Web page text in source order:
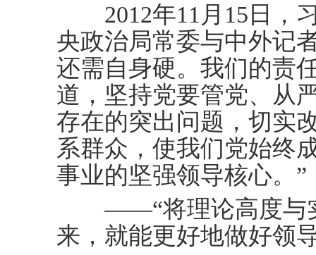
2012年11月15日，
央政治局常委与中外记
还需自身硬。我们的责
道，坚持党要管党、从
存在的突出问题，切实
系群众，使我们党始终
事业的坚强领导核心。”
——“将理论高度与实
来，就能更好地做好领